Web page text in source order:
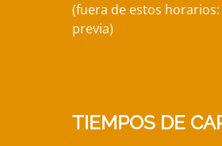
(fuera de estos
previa)
TIEMPOS DE